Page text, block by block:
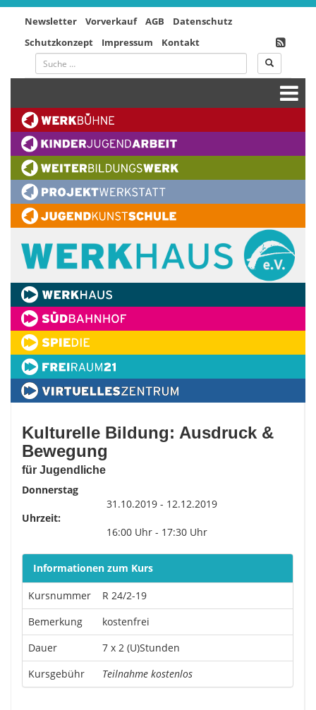
Newsletter Vorverkauf AGB
Datenschutz
Schutzkonzept
Impressum Kontakt
Kulturelle Bildung: Ausdruck &
Bewegung
für Jugendliche
Donnerstag
31.10.2019 - 12.12.2019
Uhrzeit:
16:00 Uhr - 17:30 Uhr
Informationen zum Kurs
Kursnummer
R 24/2-19
Bemerkung
kostenfrei
Dauer
7 x 2 (U)Stunden
Kursgebühr
Teilnahme kostenlos